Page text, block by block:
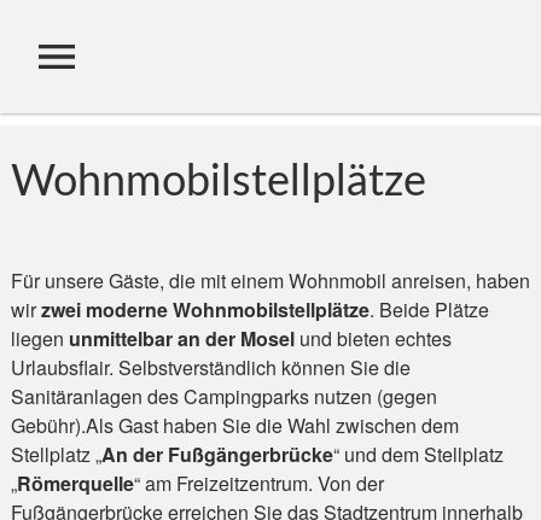
Wohnmobilstellplätze
Für unsere Gäste, die mit einem Wohnmobil anreisen, haben
wirzwei moderne Wohnmobilstellplätze. Beide Plätze
liegen unmittelbar an der Moselund bieten echtes
Urlaubsflair. Selbstverständlich können Sie die
Sanitäranlagen des Campingparks nutzen (gegen
Gebühr).Als Gast haben Sie die Wahl zwischen dem
Stellplatz „An der Fußgängerbrücke“ und dem Stellplatz
„Römerquelle“ am Freizeitzentrum. Von der
Fußgängerbrücke erreichen Sie das Stadtzentrum innerhalb